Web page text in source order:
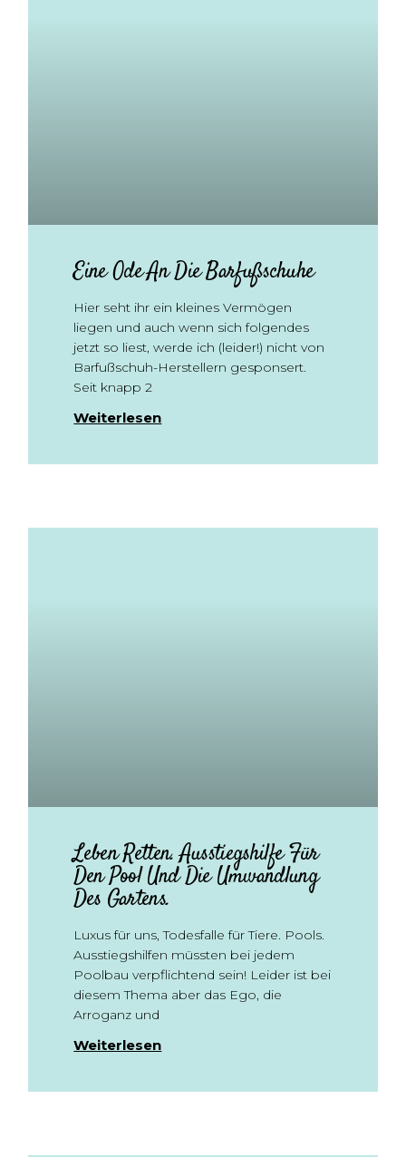
Eine Ode An Die Barfußschuhe
Hier seht ihr ein kleines Vermögen
liegen und auch wenn sich folgendes
jetzt so liest, werde ich (leider!) nicht von
Barfußschuh-Herstellern gesponsert.
Seit knapp 2
Weiterlesen
Leben Retten. Ausstiegshilfe Für
Den Pool Und Die Umwandlung
Des Gartens.
Luxus für uns, Todesfalle für Tiere. Pools.
Ausstiegshilfen müssten bei jedem
Poolbau verpflichtend sein! Leider ist bei
diesem Thema aber das Ego, die
Arroganz und
Weiterlesen